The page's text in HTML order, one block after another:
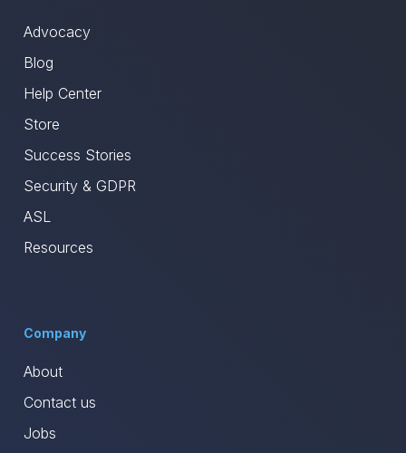
Advocacy
Blog
Help Center
Store
Success Stories
Security & GDPR
ASL
Resources
Company
About
Contact us
Jobs